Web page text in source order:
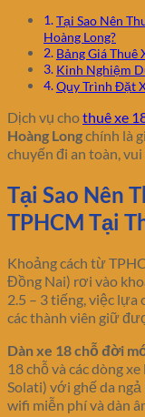
Tại Sao Nên
Hoàng Long?
Bảng Giá
Kinh Nghiệm
Quy Trình Đặt
Dịch vụ chothuê xe
Hoàng Longchính là
chuyến đi an toàn,
Tại Sao Nên
TPHCM Tại
Khoảng cách từ
Đồng Nai) rơi vào
2.5 – 3 tiếng, việc lựa
các thành viên giữ
Dàn xe 18 chỗ đời
18 chỗ và các dòng
Solati) với ghế da
wifi miễn phí và dàn